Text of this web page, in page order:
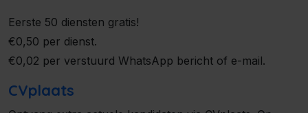
Eerste 50 diensten gratis!
€0,50 per dienst.
€0,02 per verstuurd WhatsApp bericht of e-mail.
CVplaats